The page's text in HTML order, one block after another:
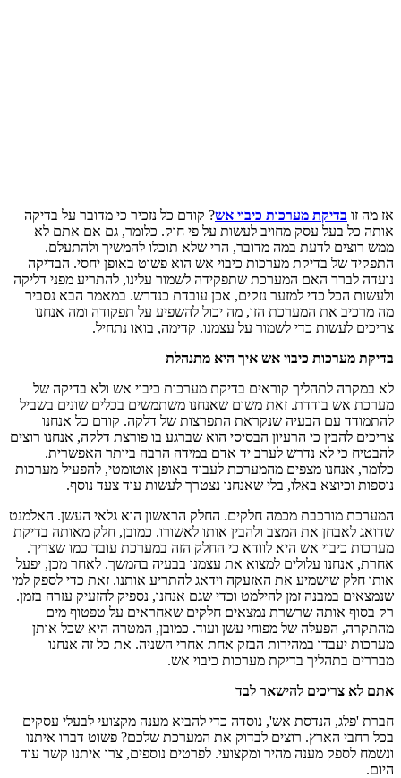
אז מה זו בדיקת מערכות כיבוי אש? קודם כל נזכיר כי מדובר על בדיקה
אותה כל בעל עסק מחויב לעשות על פי חוק. כלומר, גם אם אתם לא
ממש רוצים לדעת במה מדובר, הרי שלא תוכלו להמשיך ולהתעלם.
התפקיד של בדיקת מערכות כיבוי אש הוא פשוט באופן יחסי. הבדיקה
נועדה לברר האם המערכת שתפקידה לשמור עלינו, להתריע מפני דליקה
ולעשות הכל כדי למזער נזקים, אכן עובדת כנדרש. במאמר הבא נסביר
מה מרכיב את המערכת הזו, מה יכול להשפיע על תפקודה ומה אנחנו
צריכים לעשות כדי לשמור על עצמנו. קדימה, בואו נתחיל.
בדיקת מערכות כיבוי אש איך היא מתנהלת
לא במקרה לתהליך קוראים בדיקת מערכות כיבוי אש ולא בדיקה של
מערכת אש בודדת. זאת משום שאנחנו משתמשים בכלים שונים בשביל
להתמודד עם הבעיה שנקראת התפרצות של דלקה. קודם כל אנחנו
צריכים להבין כי הרעיון הבסיסי הוא שברגע בו פורצת דלקה, אנחנו רוצים
להבטיח כי לא נדרש לערב יד אדם במידה הרבה ביותר האפשרית.
כלומר, אנחנו מצפים מהמערכת לעבוד באופן אוטומטי, להפעיל מערכות
נוספות וכיוצא באלו, בלי שאנחנו נצטרך לעשות עוד צעד נוסף.
המערכת מורכבת מכמה חלקים. החלק הראשון הוא גלאי העשן. האלמנט
שדואג לאבחן את המצב ולהבין אותו לאשורו. כמובן, חלק מאותה בדיקת
מערכות כיבוי אש היא לוודא כי החלק הזה במערכת עובד כמו שצריך.
אחרת, אנחנו עלולים למצוא את עצמנו בבעיה בהמשך. לאחר מכן, יפעל
אותו חלק שישמיע את האזעקה וידאג להתריע אותנו. זאת כדי לספק למי
שנמצאים במבנה זמן להילמט וכדי שגם אנחנו, נספיק להזעיק עזרה בזמן.
רק בסוף אותה שרשרת נמצאים חלקים שאחראים על טפטוף מים
מהתקרה, הפעלה של מפוחי עשן ועוד. כמובן, המטרה היא שכל אותן
מערכות יעבדו במהירות הבזק אחת אחרי השניה. את כל זה אנחנו
מבררים בתהליך בדיקת מערכות כיבוי אש.
אתם לא צריכים להישאר לבד
חברת 'פלג, הנדסת אש', נוסדה כדי להביא מענה מקצועי לבעלי עסקים
בכל רחבי הארץ. רוצים לבדוק את המערכת שלכם? פשוט דברו איתנו
ונשמח לספק מענה מהיר ומקצועי. לפרטים נוספים, צרו איתנו קשר עוד
היום.